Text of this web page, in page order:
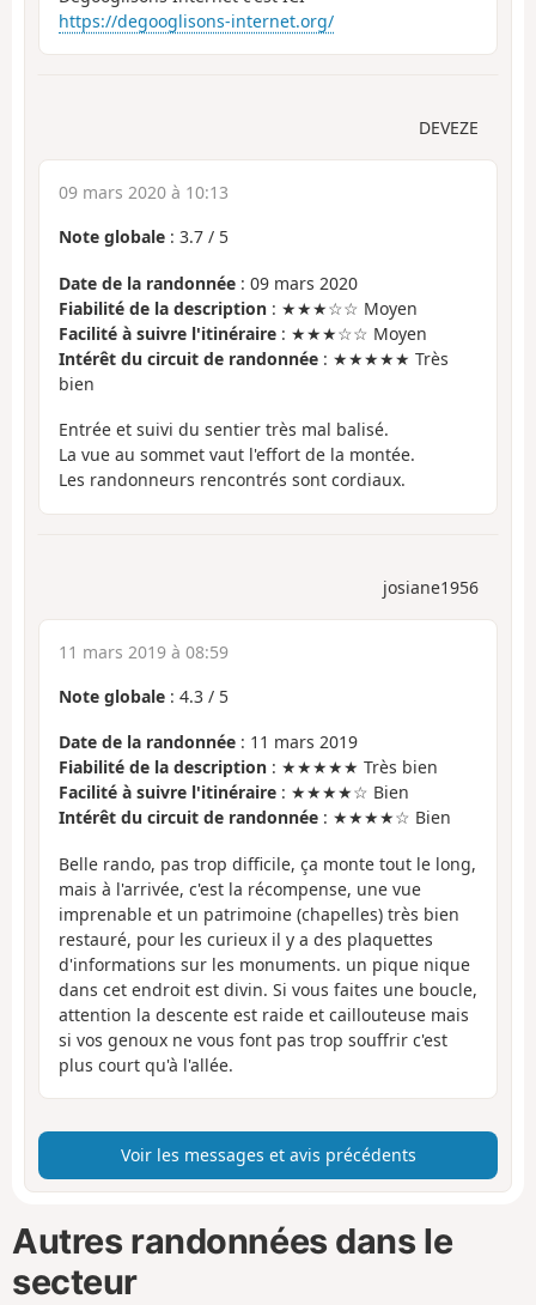
https://degooglisons-internet.org/
DEVEZE
09 mars 2020 à 10:13
Note globale : 3.7 / 5
Date de la randonnée : 09 mars 2020
Fiabilité de la description : ★★★☆☆ Moyen
Facilité à suivre l'itinéraire : ★★★☆☆ Moyen
Intérêt du circuit de randonnée : ★★★★★ Très
bien
Entrée et suivi du sentier très mal balisé.
La vue au sommet vaut l'effort de la montée.
Les randonneurs rencontrés sont cordiaux.
josiane1956
11 mars 2019 à 08:59
Note globale : 4.3 / 5
Date de la randonnée : 11 mars 2019
Fiabilité de la description : ★★★★★ Très bien
Facilité à suivre l'itinéraire : ★★★★☆ Bien
Intérêt du circuit de randonnée : ★★★★☆ Bien
Belle rando, pas trop difficile, ça monte tout le long,
mais à l'arrivée, c'est la récompense, une vue
imprenable et un patrimoine (chapelles) très bien
restauré, pour les curieux il y a des plaquettes
d'informations sur les monuments. un pique nique
dans cet endroit est divin. Si vous faites une boucle,
attention la descente est raide et caillouteuse mais
si vos genoux ne vous font pas trop souffrir c'est
plus court qu'à l'allée.
Voir les messages et avis précédents
Autres randonnées dans le
secteur